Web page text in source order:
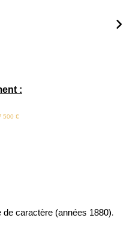
:
500 €
caractère (années 1880).